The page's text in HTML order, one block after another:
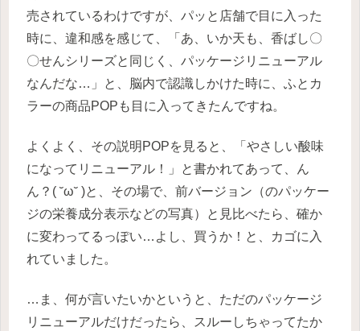
売されているわけですが、パッと店舗で目に入った
時に、違和感を感じて、「あ、いか天も、香ばし〇
〇せんシリーズと同じく、パッケージリニューアル
なんだな…」と、脳内で認識しかけた時に、ふとカ
ラーの商品POPも目に入ってきたんですね。
よくよく、その説明POPを見ると、「やさしい酸味
になってリニューアル！」と書かれてあって、ん
ん？( ˘ω˘ )と、その場で、前バージョン（のパッケー
ジの栄養成分表示などの写真）と見比べたら、確か
に変わってるっぽい…よし、買うか！と、カゴに入
れていました。
…ま、何が言いたいかというと、ただのパッケージ
リニューアルだけだったら、スルーしちゃってたか